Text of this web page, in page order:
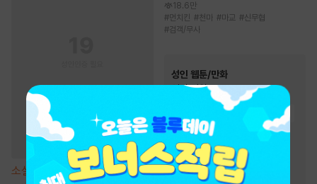
소설 주말의 파트너 [단행본]
18.6만
#먼치킨 #천마 #마교 #신무협
#검객/무사
성인 웹툰/만화
인기 키워드
직진남
현대물
#계약관계
오피스물
#후방주의 #연애/결혼
#유혹 # 하드코어